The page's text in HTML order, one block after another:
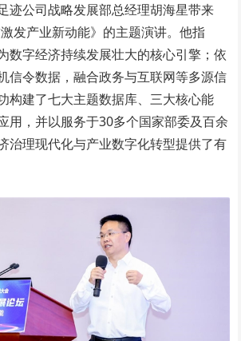
迹公司战略发展部总经理胡海星带来
激发产业新动能》的主题演讲。他指
数字经济持续发展壮大的核心引擎；依
信令数据，融合政务与互联网等多源信
构建了七大主题数据库、三大核心能
用，并以服务于30多个国家部委及百余
治理现代化与产业数字化转型提供了有